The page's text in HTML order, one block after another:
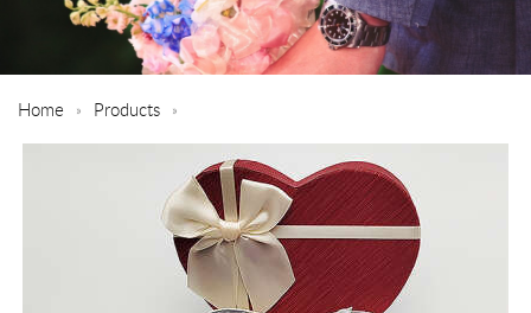
Home Products